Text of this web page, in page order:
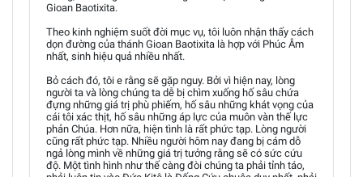
Gioan Baotixita.
Theo kinh nghiệm suốt đời mục vụ, tôi luôn nhận thấy cách
dọn đường của thánh Gioan Baotixita là hợp với Phúc Âm
nhất, sinh hiệu quả nhiều nhất.
Bỏ cách đó, tôi e rằng sẽ gặp nguy. Bởi vì hiện nay, lòng
người ta và lòng chúng ta dễ bị chìm xuống hố sâu chứa
đựng những giá trị phù phiếm, hố sâu những khát vọng của
cái tôi xác thịt, hố sâu những áp lực của muôn vàn thế lực
phản Chúa. Hơn nữa, hiện tình là rất phức tạp. Lòng người
cũng rất phức tạp. Nhiều người hôm nay đang bị cám dỗ
ngả lòng mình về những giá trị tưởng rằng sẽ có sức cứu
độ. Một tình hình như thế càng đòi chúng ta phải tỉnh táo,